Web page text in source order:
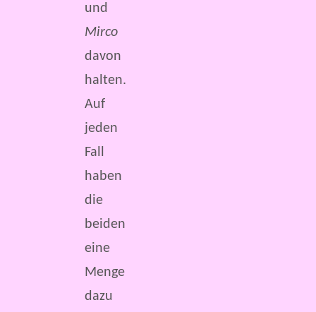
und
Mirco
davon
halten.
Auf
jeden
Fall
haben
die
beiden
eine
Menge
dazu